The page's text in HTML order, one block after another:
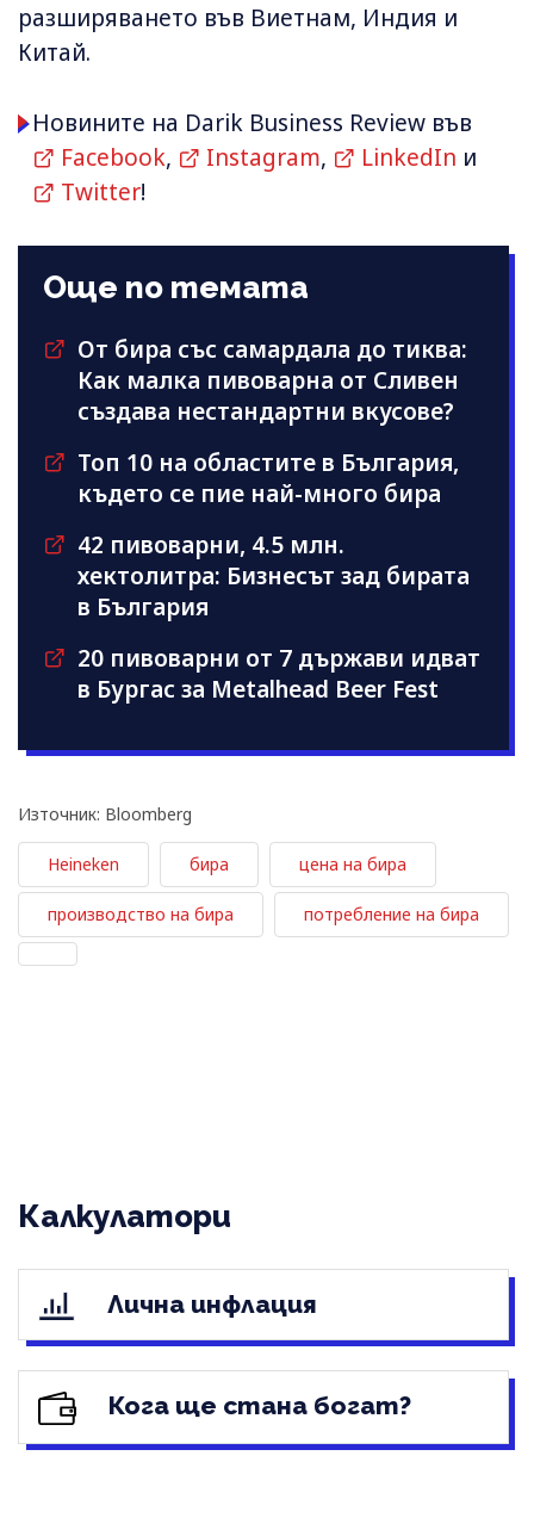
разширяването във Виетнам, Индия и
Китай.
Новините на Darik Business Review във
Facebook, Instagram, LinkedIn и
Twitter!
Още по темата
От бира със самардала до тиква:
Как малка пивоварна от Сливен
създава нестандартни вкусове?
Топ 10 на областите в България,
където се пие най-много бира
42 пивоварни, 4.5 млн.
хектолитра: Бизнесът зад бирата
в България
20 пивоварни от 7 държави идват
в Бургас за Metalhead Beer Fest
Източник: Bloomberg
Heineken бира цена на бира
производство на бира потребление на бира
Калкулатори
Лична инфлация
Кога ще стана богат?